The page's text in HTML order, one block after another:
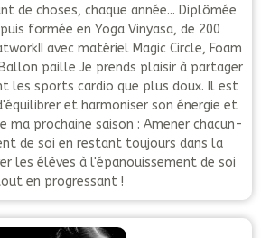
de choses, chaque année... Diplômée
formée en Yoga Vinyasa, de 200
avec matériel Magic Circle, Foam
paille Je prends plaisir à partager
les sports cardio que plus doux. Il est
et harmoniser son énergie et
ma prochaine saison : Amener chacun-
de soi en restant toujours dans la
les élèves à l'épanouissement de soi
en progressant !